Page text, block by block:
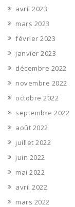
avril 2023
mars 2023
février 2023
janvier 2023
décembre 2022
novembre 2022
octobre 2022
septembre 2022
août 2022
juillet 2022
juin 2022
mai 2022
avril 2022
mars 2022